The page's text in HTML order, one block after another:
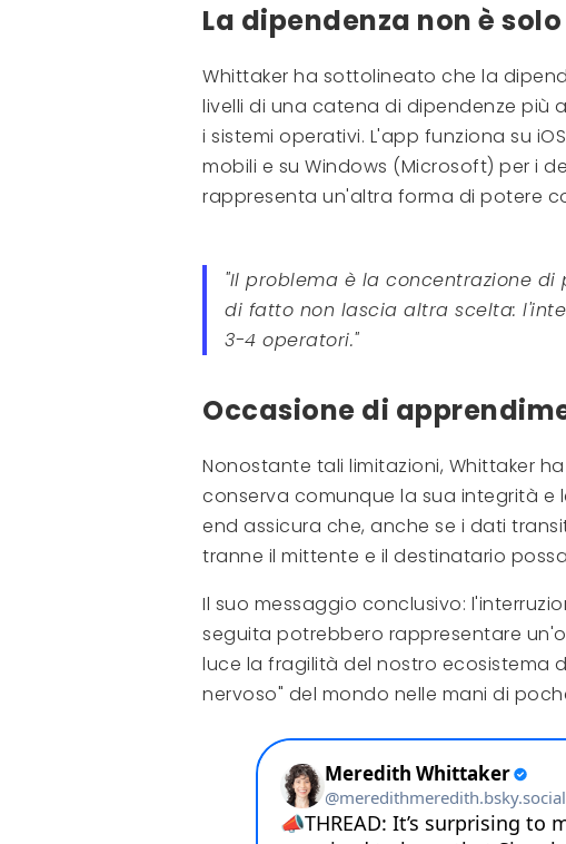
La dipendenza non è
Whittaker ha sottolineato che la
livelli di una catena di dipendenze più
i sistemi operativi. L'app funziona su
mobili e su Windows (Microsoft) per i
rappresenta un'altra forma di potere
"Il problema è la concentrazione
di fatto non lascia altra scelta:
3-4 operatori."
Occasione di
Nonostante tali limitazioni, Whittaker
conserva comunque la sua integrità
end assicura che, anche se i dati
tranne il mittente e il destinatario
Il suo messaggio conclusivo:
seguita potrebbero rappresentare
luce la fragilità del nostro ecosistema
nervoso" del mondo nelle mani di